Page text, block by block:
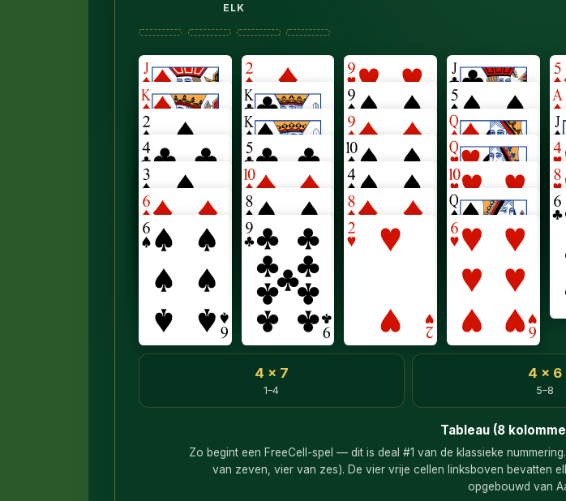
ELK
4 × 7
1–4
4 × 6
5–8
Tableau (8
Zo begint een FreeCell-spel — dit is deal #1 van de klassieke
van zeven, vier van zes). De vier vrije cellen linksboven bevatten
opgebouwd van